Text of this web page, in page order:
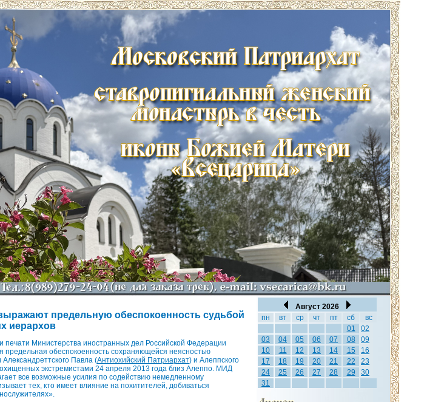
предельную обеспокоенность судьбой
иерархов
Министерства иностранных дел Российской Федерации
предельная обеспокоенность сохраняющейся неясностью
Павла (Антиохийский Патриархат) и Алеппского
экстремистами 24 апреля 2013 года близ Алеппо. МИД
все возможные усилия по содействию немедленному
тех, кто имеет влияние на похитителей, добиваться
Август 2026
пн
вт ср чт пт сб
вс
01
02
03
04 05 06 07 08
09
10
11 12 13 14 15
16
17
18 19 20 21 22
23
24
25 26 27 28 29
30
31